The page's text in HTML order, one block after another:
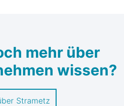
mehr über
wissen?
Strametz